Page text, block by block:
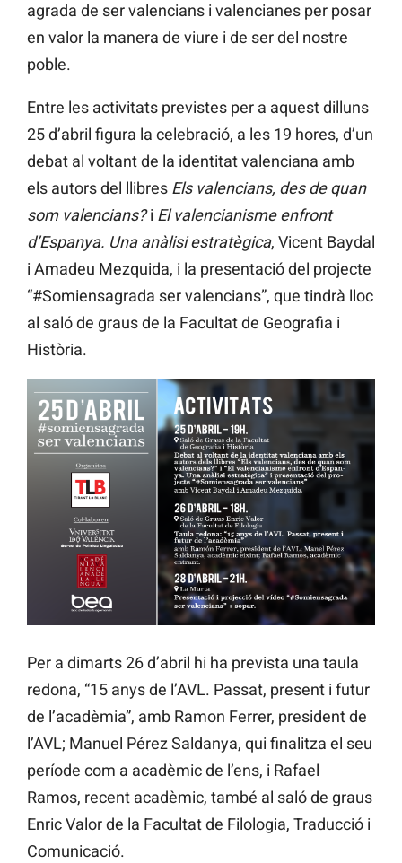
agrada de ser valencians i valencianes per posar
en valor la manera de viure i de ser del nostre
poble.
Entre les activitats previstes per a aquest dilluns
25 d’abril figura la celebració, a les 19 hores, d’un
debat al voltant de la identitat valenciana amb
els autors del llibres Els valencians, des de quan
som valencians?i El valencianisme enfront
d’Espanya. Una anàlisi estratègica, Vicent Baydal
i Amadeu Mezquida, i la presentació del projecte
“#Somiensagrada ser valencians”, que tindrà lloc
al saló de graus de la Facultat de Geografia i
Història.
Per a dimarts 26 d’abril hi ha prevista una taula
redona, “15 anys de l’AVL. Passat, present i futur
de l’acadèmia”, amb Ramon Ferrer, president de
l’AVL; Manuel Pérez Saldanya, qui finalitza el seu
període com a acadèmic de l’ens, i Rafael
Ramos, recent acadèmic, també al saló de graus
Enric Valor de la Facultat de Filologia, Traducció i
Comunicació.